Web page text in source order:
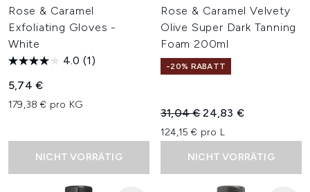
Rose & Caramel
Exfoliating Gloves -
White
4.0 (1)
5,74 €
179,38 € pro KG
NICHT VORRÄTIG
Rose & Caramel Velvety
Olive Super Dark Tanning
Foam 200ml
-20% RABATT
Unverbindliche
31,04 €Aktueller Preis:
24,83 €
124,15 € pro L
NICHT VORRÄTIG